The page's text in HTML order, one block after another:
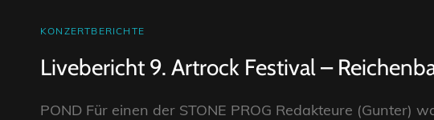
CAT
KONZERTBERICHTE
Livebericht 9. Artrock Festival –
POND Für einen der STONE PROG Redakteure (Gunter)